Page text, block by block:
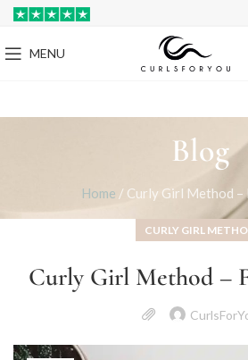
MENU
Blog
Home / Curly Girl Method –
CURLY GIRL
Curly Girl Method –